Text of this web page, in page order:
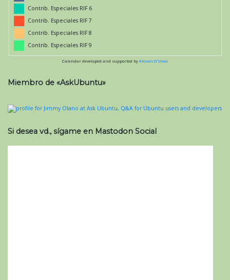
Contrib. Especiales RIF 6
Contrib. Especiales RIF 7
Contrib. Especiales RIF 8
Contrib. Especiales RIF 9
Calendar developed and supported by Kieran O'Shea
Miembro de «AskUbuntu»
Si desea vd., sígame en Mastodon Social